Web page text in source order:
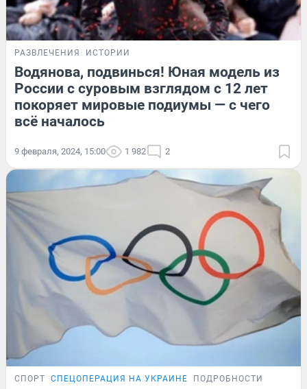
РАЗВЛЕЧЕНИЯ ИСТОРИИ
Водянова, подвинься! Юная модель из
России с суровым взглядом с 12 лет
покоряет мировые подиумы — с чего
всё началось
9 февраля, 2024, 15:00 1 982 2
СПОРТ СПЕЦОПЕРАЦИЯ НА УКРАИНЕ ПОДРОБНОСТИ